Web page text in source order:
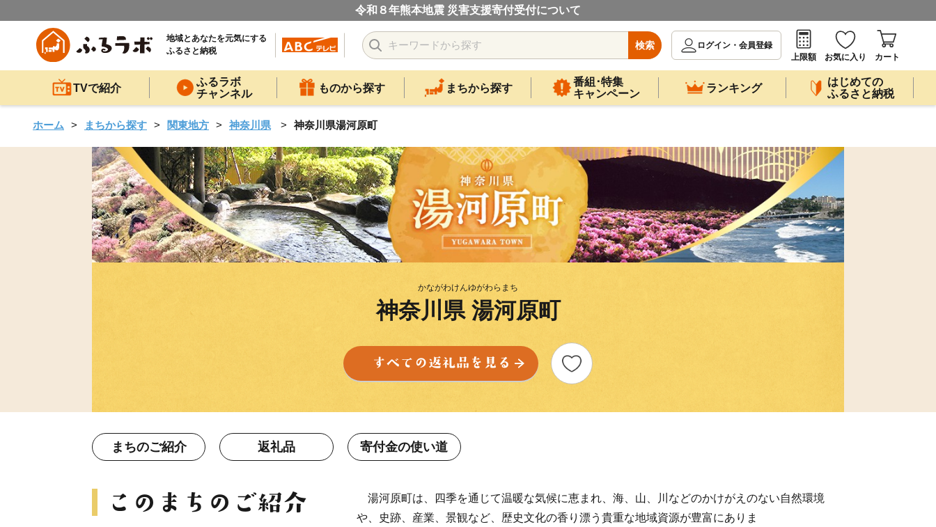
令和８年熊本地震 災害支援寄付受付について
地域とあなたを元気にする
ふるさと納税
検索
ログイン・会員登録
上限額
お気に入り カート
TVで紹介
ふるラボ
チャンネル
ものから探す まちから探す
番組･特集
キャンペーン
ランキング
はじめての
ふるさと納税
ホーム まちから探す 関東地方 神奈川県 神奈川県湯河原町
かながわけんゆがわらまち
神奈川県 湯河原町
まちのご紹介 返礼品 寄付金の使い道
湯河原町は、四季を通じて温暖な気候に恵まれ、海、山、川などのかけがえのない自然環境
や、史跡、産業、景観など、歴史文化の香り漂う貴重な地域資源が豊富にありま